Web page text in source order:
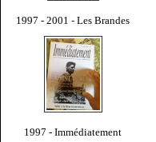
1997 - 2001 - Les Brandes
1997 - Immédiatement